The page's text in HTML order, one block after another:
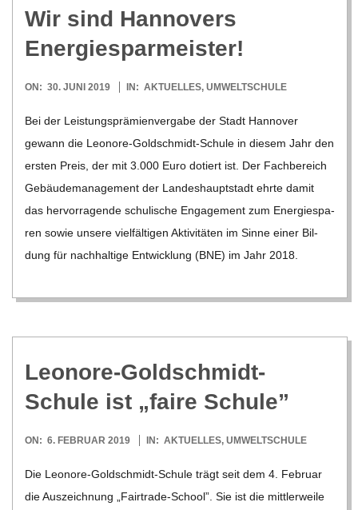
Wir sind Han­no­vers
Energiesparmeister!
2019-
ON: 30. JUNI 2019 IN: AKTUELLES, UMWELTSCHULE
Bei der Leis­tungs­prä­mi­en­ver­gabe der Stadt Han­no­ver
gewann die Leo­­nore-Gol­d­­schmidt-Schule in die­sem Jahr den
ers­ten Preis, der mit 3.000 Euro dotiert ist. Der Fach­be­reich
Gebäu­de­ma­nage­ment der Lan­des­haupt­stadt ehrte damit
das her­vor­ra­gende schu­li­sche Enga­ge­ment zum Ener­gie­spa­
ren sowie unsere viel­fäl­ti­gen Akti­vi­tä­ten im Sinne einer Bil­
dung für nach­hal­tige Ent­wick­lung (BNE) im Jahr 2018.
Leo­nore-Gold­schmidt-
Schule ist „faire Schule”
2019-
ON: 6. FEBRUAR 2019 IN: AKTUELLES, UMWELTSCHULE
Die Leo­­nore-Gol­d­­schmidt-Schule trägt seit dem 4. Februar
die Aus­zeich­nung „Fair­­trade-School”. Sie ist die mitt­ler­weile